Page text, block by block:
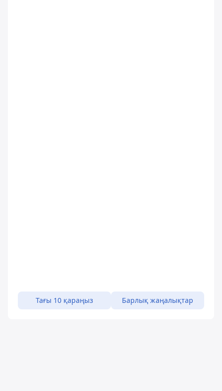
Тағы 10 қараңыз Барлық жаңалықтар